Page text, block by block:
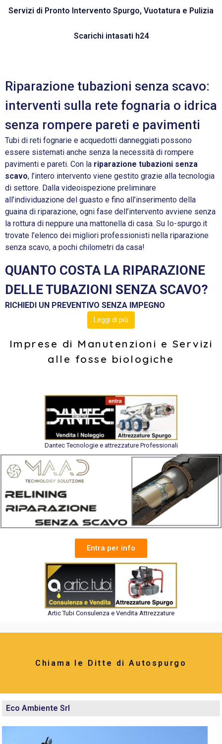
Servizi di Pronto Intervento Spurgo, Vuotatura e Pulizia
Scarichi intasati h24
Riparazione tubazioni senza scavo:
interventi sulla rete fognaria o idrica
senza rompere pareti e pavimenti
Tubi di reti fognarie e acquedotti danneggiati possono
essere sistemati anche senza la necessità di rompere
pavimenti e pareti. Con la riparazione tubazioni senza
scavo, l’intero intervento viene gestito grazie alla tecnologia
di settore. Dalla videoispezione preliminare
all’individuazione del guasto e fino all’inserimento della
guaina di riparazione, ogni fase dell’intervento avviene senza
la rottura di neppure una mattonella di casa. Su Io-spurgo.it
trovate l’elenco dei migliori professionisti nella riparazione
senza scavo, a pochi chilometri da casa!
QUANTO COSTA LA RIPARAZIONE
DELLE TUBAZIONI SENZA SCAVO?
RICHIEDI UN PREVENTIVO SENZA IMPEGNO
Leggi di più
Imprese di Manutenzioni e Servizi
alle fosse biologiche
Dantec Tecnologie e attrezzature Professionali
Entra per info
Artic Tubi Consulenza e Vendita Attrezzature
Chiama le Ditte di Autospurgo
Eco Ambiente Srl